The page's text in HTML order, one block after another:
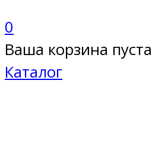
0
Ваша корзина пуста
Каталог